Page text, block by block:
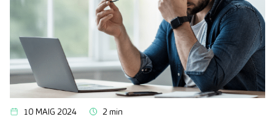
10 MAIG 2024 2 min